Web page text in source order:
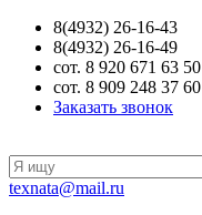
8(4932) 26-16-43
8(4932) 26-16-49
сот. 8 920 671 63 50
сот. 8 909 248 37 60
Заказать звонок
texnata@mail.ru